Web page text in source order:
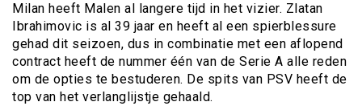
Milan heeft Malen al langere tijd in het vizier. Zlatan
Ibrahimovic is al 39 jaar en heeft al een spierblessure
gehad dit seizoen, dus in combinatie met een aflopend
contract heeft de nummer één van de Serie A alle reden
om de opties te bestuderen. De spits van PSV heeft de
top van het verlanglijstje gehaald.